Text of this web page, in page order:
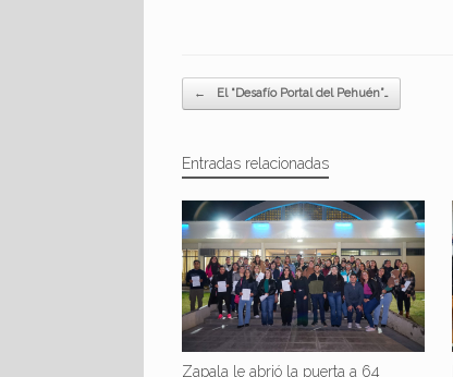
Navegador de artículos
← El “Desafío Portal del Pehuén”…
Entradas relacionadas
Zapala le abrió la puerta a 64